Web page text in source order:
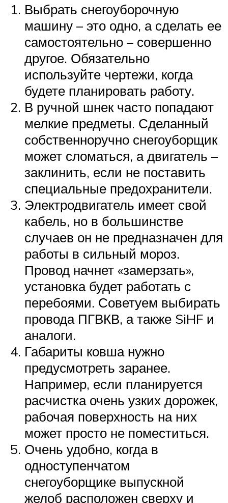
Выбрать снегоуборочную
машину – это одно, а сделать ее
самостоятельно – совершенно
другое. Обязательно
используйте чертежи, когда
будете планировать работу.
В ручной шнек часто попадают
мелкие предметы. Сделанный
собственноручно снегоуборщик
может сломаться, а двигатель –
заклинить, если не поставить
специальные предохранители.
Электродвигатель имеет свой
кабель, но в большинстве
случаев он не предназначен для
работы в сильный мороз.
Провод начнет «замерзать»,
установка будет работать с
перебоями. Советуем выбирать
провода ПГВКВ, а также SiHF и
аналоги.
Габариты ковша нужно
предусмотреть заранее.
Например, если планируется
расчистка очень узких дорожек,
рабочая поверхность на них
может просто не поместиться.
Очень удобно, когда в
одноступенчатом
снегоуборщике выпускной
желоб расположен сверху и